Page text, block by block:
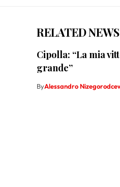
RELATED NEWS
Cipolla: “La mia
grande”
ByAlessandro